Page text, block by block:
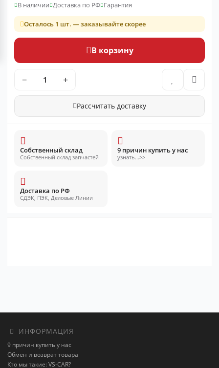
В наличии Доставка по РФ Гарантия
Осталось 1 шт. — заказывайте скорее
В корзину
− +
Рассчитать доставку
Собственный склад
Собственный склад запчастей
9 причин купить у нас
узнать...>>
Доставка по РФ
СДЭК, ПЭК, Деловые Линии
ИНФОРМАЦИЯ
9 причин купить у нас
Обмен и возврат товара
Кто мы такие: VS-CAR?